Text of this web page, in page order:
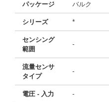
パッケージ バルク
シリーズ *
センシング
範囲
-
流量センサ
タイプ
-
電圧 - 入力 -